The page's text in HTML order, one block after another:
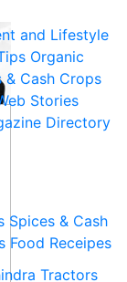
and Lifestyle
Organic
& Cash Crops
Stories
Directory
Spices & Cash
Food Receipes